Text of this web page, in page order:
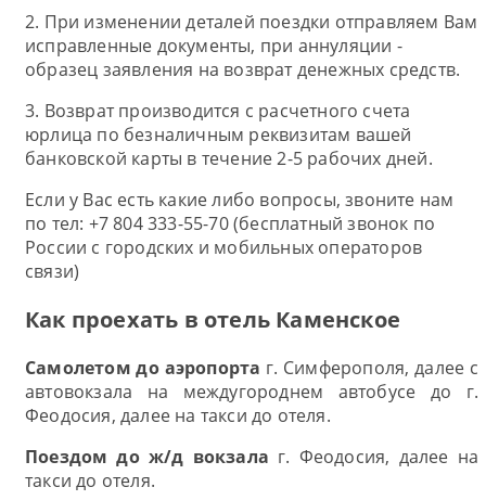
2. При изменении деталей поездки отправляем Вам
исправленные документы, при аннуляции -
образец заявления на возврат денежных средств.
3. Возврат производится с расчетного счета
юрлица по безналичным реквизитам вашей
банковской карты в течение 2-5 рабочих дней.
Если у Вас есть какие либо вопросы, звоните нам
по тел: +7 804 333-55-70 (бесплатный звонок по
России с городских и мобильных операторов
связи)
Как проехать в отель Каменское
Самолетом до аэропорта г. Симферополя, далее с
автовокзала на междугороднем автобусе до г.
Феодосия, далее на такси до отеля.
Поездом до ж/д вокзала г. Феодосия, далее на
такси до отеля.